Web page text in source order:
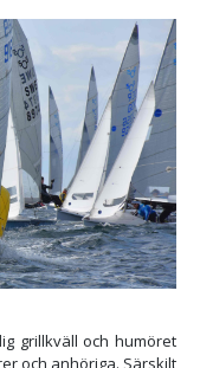
grillkväll och humöret
och anhöriga. Särskilt